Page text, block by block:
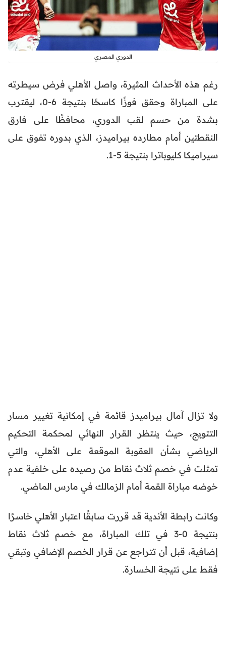
الدوري المصري
رغم هذه الأحداث المثيرة، واصل الأهلي فرض سيطرته
على المباراة وحقق فوزًا كاسحًا بنتيجة 6-0، ليقترب
بشدة من حسم لقب الدوري، محافظًا على فارق
النقطتين أمام مطارده بيراميدز، الذي بدوره تفوق على
سيراميكا كليوباترا بنتيجة 5-1.
ولا تزال آمال بيراميدز قائمة في إمكانية تغيير مسار
التتويج، حيث ينتظر القرار النهائي لمحكمة التحكيم
الرياضي بشأن العقوبة الموقعة على الأهلي، والتي
تمثلت في خصم ثلاث نقاط من رصيده على خلفية عدم
خوضه مباراة القمة أمام الزمالك في مارس الماضي.
وكانت رابطة الأندية قد قررت سابقًا اعتبار الأهلي خاسرًا
بنتيجة 0-3 في تلك المباراة، مع خصم ثلاث نقاط
إضافية، قبل أن تتراجع عن قرار الخصم الإضافي وتبقي
فقط على نتيجة الخسارة.